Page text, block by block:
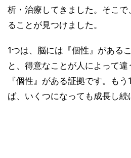
析・治療してきました。そこ
ることが見つけました。
1つは、脳には『個性』がある
と、得意なことが人によって
『個性』がある証拠です。も
ば、いくつになっても成長し続